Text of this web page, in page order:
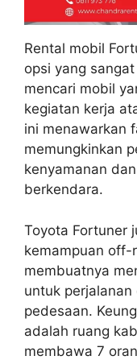
Rental mobil
opsi yang
mencari mobil
kegiatan kerja
ini menawarkan
memungkinkan
kenyamanan
berkendara.
Toyota Fortuner
kemampuan off-
membuatnya
untuk
pedesaan.
adalah ruang
membawa 7